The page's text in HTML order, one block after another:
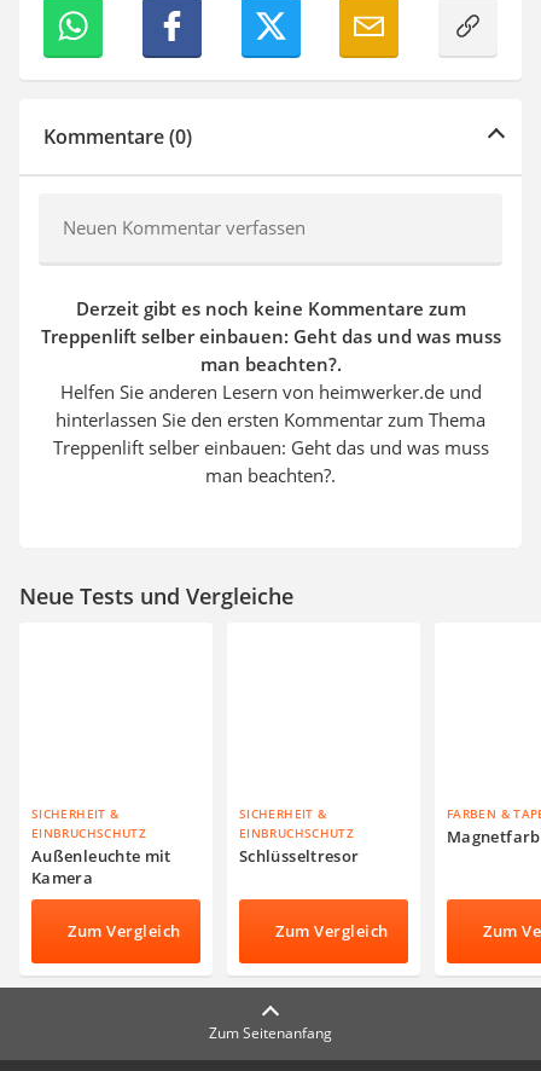
Kommentare (0)
Neuen Kommentar verfassen
Derzeit gibt es noch keine Kommentare zum
Treppenlift selber einbauen: Geht das und was muss
man beachten?.
Helfen Sie anderen Lesern von heimwerker.de und
hinterlassen Sie den ersten Kommentar zum Thema
Treppenlift selber einbauen: Geht das und was muss
man beachten?.
Neue Tests und Vergleiche
SICHERHEIT &
EINBRUCHSCHUTZ
Außenleuchte mit
Kamera
Zum Vergleich
SICHERHEIT &
EINBRUCHSCHUTZ
Schlüsseltresor
Zum Vergleich
FARBEN &
Zum
Zum Seitenanfang